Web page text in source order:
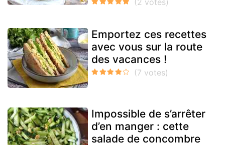
Emportez ces recettes
avec vous sur la route
des vacances !
Impossible de s’arrêter
d’en manger : cette
salade de concombre